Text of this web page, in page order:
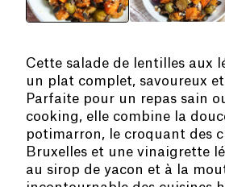
Cette salade de lentilles aux
un plat complet, savoureux
Parfaite pour un repas sain
cooking, elle combine la
potimarron, le croquant des
Bruxelles et une vinaigrette
au sirop de yacon et à la